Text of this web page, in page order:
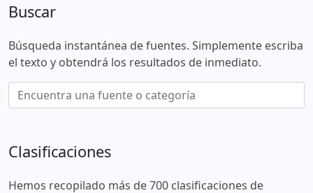
Buscar
Búsqueda instantánea de fuentes. Simplemente escriba
el texto y obtendrá los resultados de inmediato.
Clasificaciones
Hemos recopilado más de 700 clasificaciones de